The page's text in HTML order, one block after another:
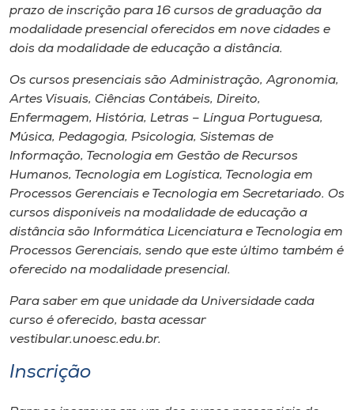
Selecione
prazo de inscrição para 16 cursos de graduação da
modalidade presencial oferecidos em nove cidades e
dois da modalidade de educação a distância.
Os cursos presenciais são Administração, Agronomia,
Artes Visuais, Ciências Contábeis, Direito,
Enfermagem, História, Letras – Língua Portuguesa,
Música, Pedagogia, Psicologia, Sistemas de
Informação, Tecnologia em Gestão de Recursos
Humanos, Tecnologia em Logística, Tecnologia em
Processos Gerenciais e Tecnologia em Secretariado. Os
cursos disponíveis na modalidade de educação a
distância são Informática Licenciatura e Tecnologia em
Processos Gerenciais, sendo que este último também é
oferecido na modalidade presencial.
Para saber em que unidade da Universidade cada
curso é oferecido, basta acessar
vestibular.unoesc.edu.br.
Inscrição